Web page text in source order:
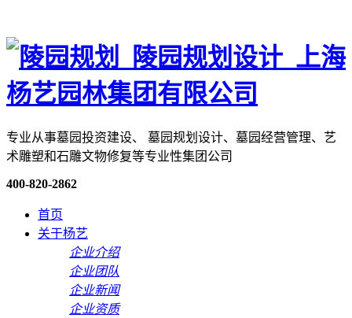
专业从事墓园投资建设、 墓园规划设计、墓园经营管理、艺
术雕塑和石雕文物修复等专业性集团公司
400-820-2862
首页
关于杨艺
企业介绍
企业团队
企业新闻
企业资质